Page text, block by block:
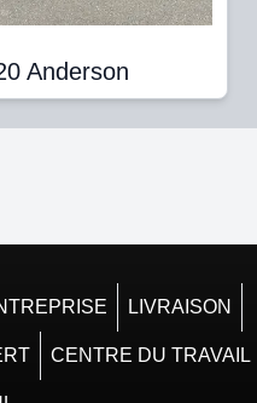
Anderson
LIVRAISON
CENTRE DU TRAVAIL